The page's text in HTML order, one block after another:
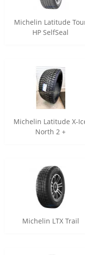
Michelin Latitude
HP SelfSeal
Michelin Latitude X-
North 2 +
Michelin LTX Trail